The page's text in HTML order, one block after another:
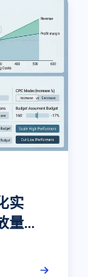
实
量缩